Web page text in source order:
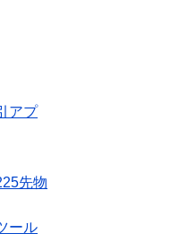
アプ
先物
ール